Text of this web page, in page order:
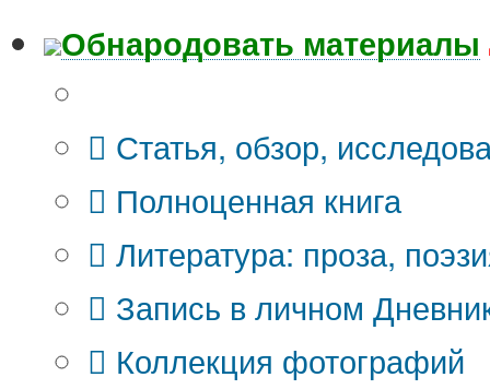
Обнародовать материалы
Статья, обзор,
Полноценная книга
Литература: проза,
Запись в личном
Коллекция фотографий